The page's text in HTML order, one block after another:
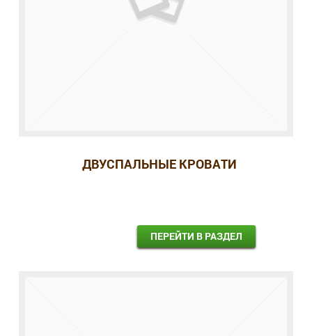
ДВУСПАЛЬНЫЕ КРОВАТИ
ПЕРЕЙТИ В РАЗДЕЛ